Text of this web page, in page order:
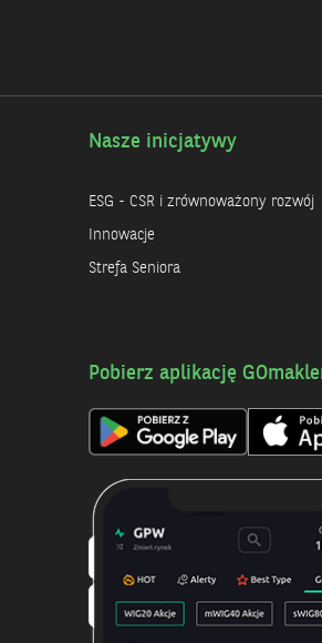
Nasze inicjatywy
ESG - CSR i zrównoważony rozwój
Innowacje
Strefa Seniora
Pobierz aplikację